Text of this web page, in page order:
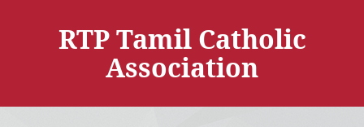
RTP Tamil Catholic
Association